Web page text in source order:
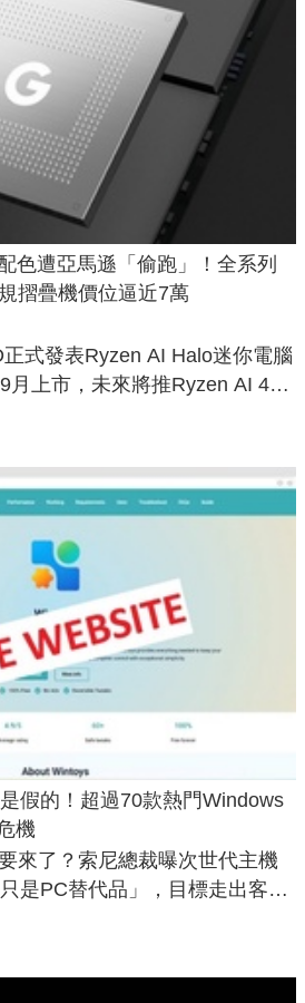
色遭亞馬遜「偷跑」！全系列
摺疊機價位逼近7萬
式發表Ryzen AI Halo迷你電腦
月上市，未來將推Ryzen AI 400
假的！超過70款熱門Windows
機
來了？索尼總裁曝次世代主機
只是PC替代品」，目標走出客